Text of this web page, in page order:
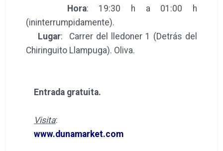
Hora: 19:30 h a 01:00 h
(ininterrumpidamente).
Lugar: Carrer del lledoner 1 (Detrás del
Chiringuito Llampuga). Oliva.
Entrada gratuita.
Visita:
www.dunamarket.com